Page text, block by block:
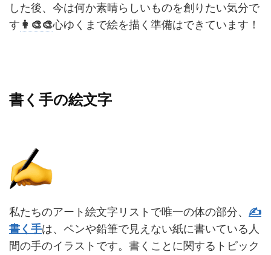
した後、今は何か素晴らしいものを創りたい気分で
す 👩‍🎨🎨心ゆくまで絵を描く準備はできています！
書く手の絵文字
私たちのアート絵文字リストで唯一の体の部分、 ✍️
書く手は、ペンや鉛筆で見えない紙に書いている人
間の手のイラストです。書くことに関するトピック